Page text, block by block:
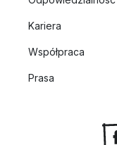
Kariera
Współpraca
Prasa